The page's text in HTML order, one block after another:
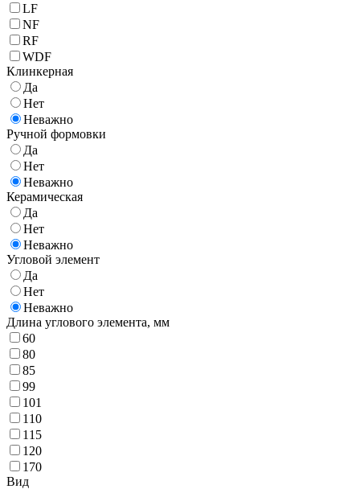
LF
NF
RF
WDF
Клинкерная
Да
Нет
Неважно
Ручной формовки
Да
Нет
Неважно
Керамическая
Да
Нет
Неважно
Угловой элемент
Да
Нет
Неважно
Длина углового элемента, мм
60
80
85
99
101
110
115
120
170
Вид